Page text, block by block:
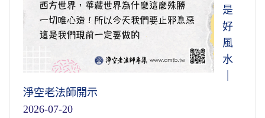
是
好
風
水
淨空老法師開示
2026-07-20